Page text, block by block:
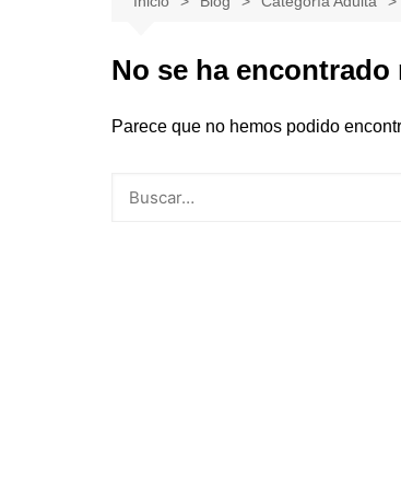
Tenis
Licantén
No se ha encontrado
Parece que no hemos podido